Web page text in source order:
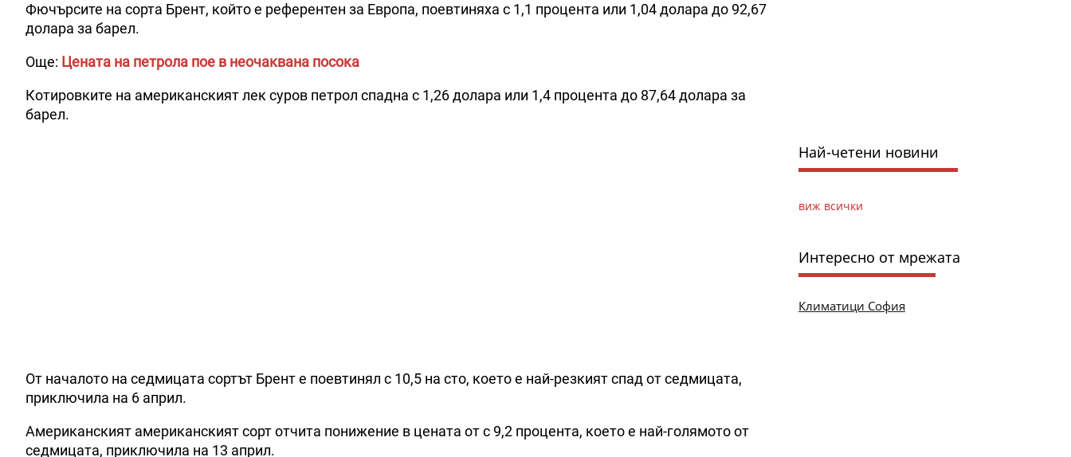
Фючърсите на сорта Брент, който е референтен за Европа, поевтиняха с 1,1 процента или 1,04 долара до 92,67
долара за барел.
Още: Цената на петрола пое в неочаквана посока
Котировките на американският лек суров петрол спадна с 1,26 долара или 1,4 процента до 87,64 долара за
барел.
От началото на седмицата сортът Брент е поевтинял с 10,5 на сто, което е най-резкият спад от седмицата,
приключила на 6 април.
Американският американският сорт отчита понижение в цената от с 9,2 процента, което е най-голямото от
седмицата, приключила на 13 април.
Най-четени новини
виж всички
Интересно от мрежата
Климатици София